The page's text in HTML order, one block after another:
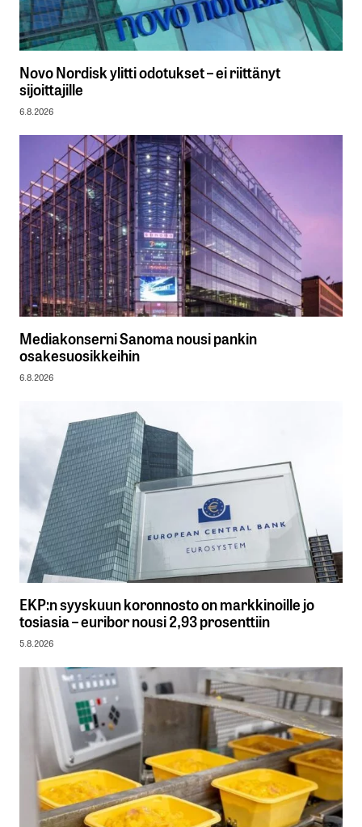
Novo Nordisk ylitti odotukset – ei riittänyt
sijoittajille
6.8.2026
Mediakonserni Sanoma nousi pankin
osakesuosikkeihin
6.8.2026
EKP:n syyskuun koronnosto on markkinoille jo
tosiasia – euribor nousi 2,93 prosenttiin
5.8.2026